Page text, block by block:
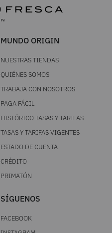
MUNDO ORIGIN
NUESTRAS TIENDAS
QUIÉNES SOMOS
TRABAJA CON NOSOTROS
PAGA FÁCIL
HISTÓRICO TASAS Y TARIFAS
TASAS Y TARIFAS VIGENTES
ESTADO DE CUENTA
CRÉDITO
PRIMATÓN
SÍGUENOS
FACEBOOK